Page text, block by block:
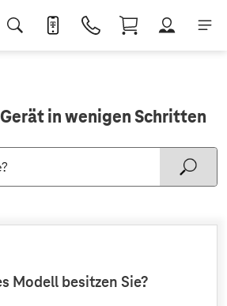
in wenigen Schritten
Modell besitzen Sie?